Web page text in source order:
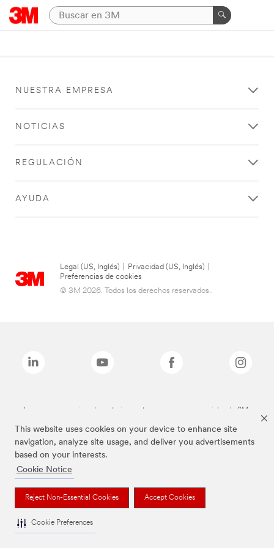
This website uses cookies on your device to enhance site
navigation, analyze site usage, and deliver you advertisements
based on your interests.
Cookie Notice
Reject Non-Essential Cookies Accept Cookies
Cookie Preferences
NUESTRA EMPRESA
NOTICIAS
REGULACIÓN
AYUDA
Legal (US, Inglés) Privacidad (US, Inglés)
Preferencias de cookies
© 3M 2026. Todos los derechos reservados..
Las marcas mencionadas anteriormente son marcas comerciales de 3M.